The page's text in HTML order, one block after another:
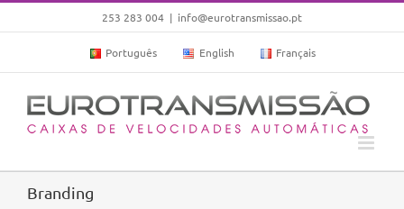
to
253 283 004 | info@eurotransmissao.pt
Português English Français
Branding